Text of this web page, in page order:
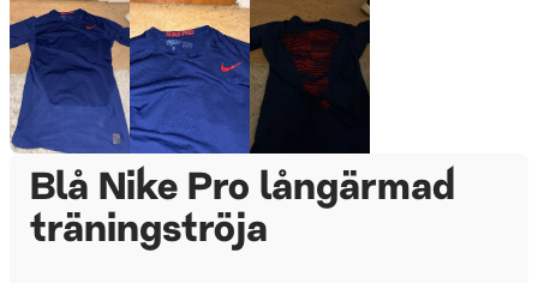
Blå Nike Pro långärmad
träningströja